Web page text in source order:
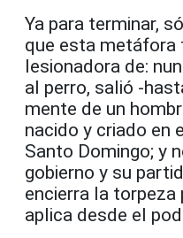
Ya para terminar,
que esta metáfora
lesionadora de:
al perro, salió -
mente de un
nacido y criado en
Santo Domingo; y
gobierno y su
encierra la
aplica desde el